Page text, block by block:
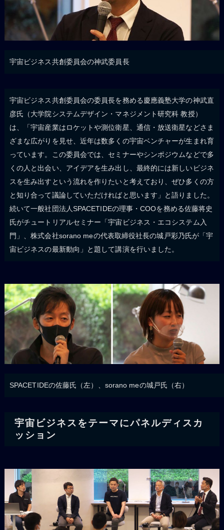
宇宙ビジネス共創委員会の神武委員長
宇宙ビジネス共創委員会の委員長を務める慶應義塾大学の神武直
彦氏（大学院システムデザイン・マネジメント研究科 教授）
は、「宇宙産業はロケットや測位衛星、通信・放送衛星などさま
ざまな広がりを見せ、近年は数多くの宇宙ベンチャーが生まれ育
っています。この委員会では、セミナーやシンポジウムなどで多
くの人と出会い、アイデアを生み出し、最終的には新しいビジネ
スを生み出すという流れを作りたいと考えており、ぜひ多くの方
と知り合って議論していただければと思います」と語りました。
続いて一般社団法人SPACETIDEの理事・COOを務める佐藤将史
氏がチュートリアルセミナー「宇宙ビジネス・エコシステム入
門」、株式会社sorano meの代表取締役社長の城戸彩乃氏が「宇
宙ビジネスの最新動向」と題して講演を行いました。
SPACETIDEの佐藤氏（左）、sorano meの城戸氏（右）
宇宙ビジネスをテーマにパネルディスカ
ッション